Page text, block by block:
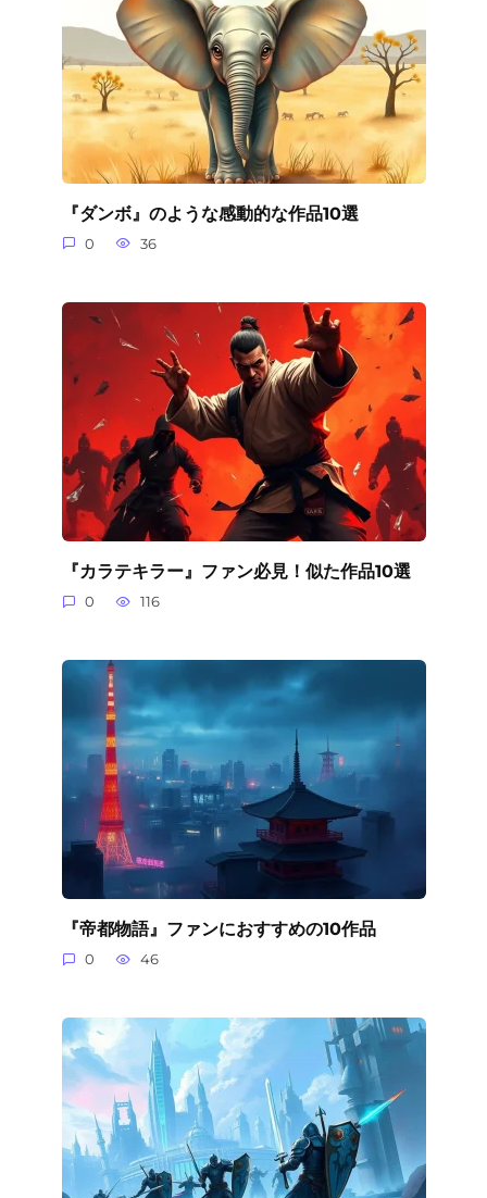
『ダンボ』のような感動的な作品10選
0 36
『カラテキラー』ファン必見！似た作品10選
0 116
『帝都物語』ファンにおすすめの10作品
0 46